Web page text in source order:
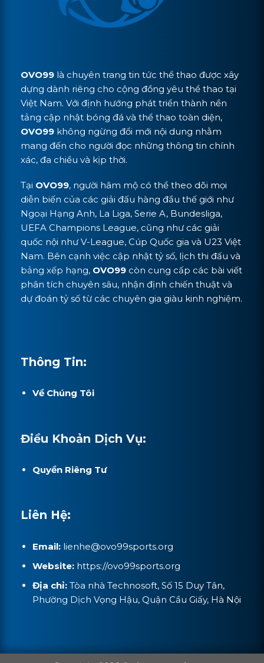
OVO99 là chuyên trang tin tức thể thao được xây
dựng dành riêng cho cộng đồng yêu thể thao tại
Việt Nam. Với định hướng phát triển thành nền
tảng cập nhật bóng đá và thể thao toàn diện,
OVO99 không ngừng đổi mới nội dung nhằm
mang đến cho người đọc những thông tin chính
xác, đa chiều và kịp thời.
Tại OVO99, người hâm mộ có thể theo dõi mọi
diễn biến của các giải đấu hàng đầu thế giới như
Ngoại Hạng Anh, La Liga, Serie A, Bundesliga,
UEFA Champions League, cũng như các giải
quốc nội như V-League, Cúp Quốc gia và U23 Việt
Nam. Bên cạnh việc cập nhật tỷ số, lịch thi đấu và
bảng xếp hạng, OVO99 còn cung cấp các bài viết
phân tích chuyên sâu, nhận định chiến thuật và
dự đoán tỷ số từ các chuyên gia giàu kinh nghiệm.
Thông Tin:
Về Chúng Tôi
Điều Khoản Dịch Vụ:
Quyền Riêng Tư
Liên Hệ:
Email: lienhe@ovo99sports.org
Website: https://ovo99sports.org
Địa chỉ: Tòa nhà Technosoft, Số 15 Duy Tân,
Phường Dịch Vọng Hậu, Quận Cầu Giấy, Hà Nội